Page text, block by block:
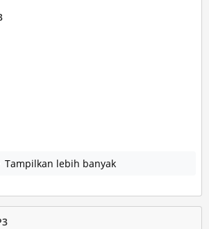
Tampilkan lebih banyak